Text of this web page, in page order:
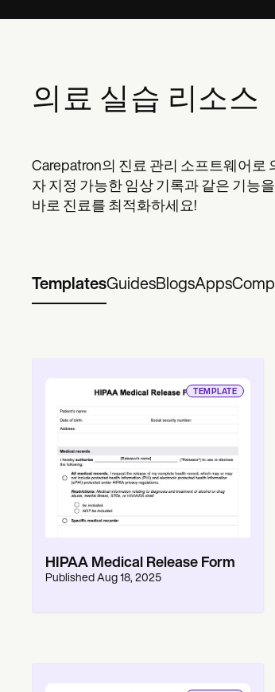
의료 실습 리소스
Carepatron의 진료 관리 소프트웨어로
자 지정 가능한 임상 기록과 같은 기능
바로 진료를 최적화하세요!
TemplatesGuidesBlogsApps
TEMPLATE
HIPAA Medical Release Form
Published Aug 18, 2025